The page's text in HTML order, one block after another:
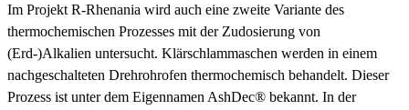
Im Projekt R-Rhenania wird auch eine zweite Variante des
thermochemischen Prozesses mit der Zudosierung von
(Erd-)Alkalien untersucht. Klärschlammaschen werden in einem
nachgeschalteten Drehrohrofen thermochemisch behandelt. Dieser
Prozess ist unter dem Eigennamen AshDec® bekannt. In der